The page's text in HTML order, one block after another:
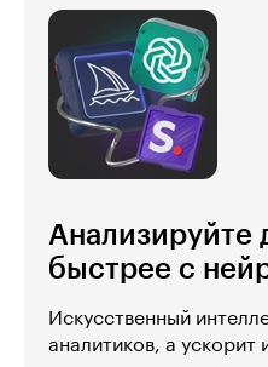
Анализируйте
быстрее с
Искусственный
аналитиков, а ускорит